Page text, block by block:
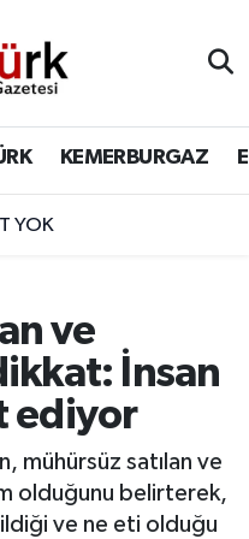
KEMERBURGAZ
YOK
ve
İnsan
ediyor
mühürsüz satılan ve
olduğunu belirterek,
ve ne eti olduğu
Haritası
Fikstür